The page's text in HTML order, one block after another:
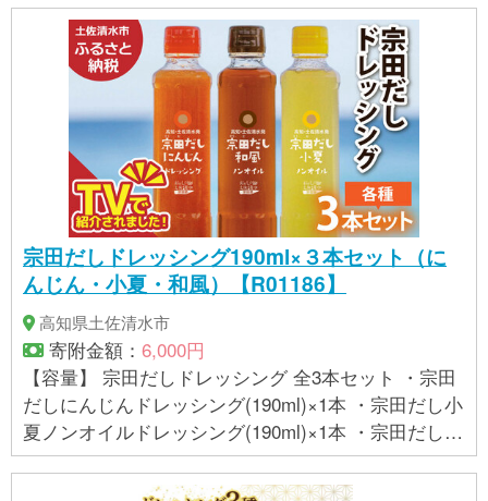
宗田だしドレッシング190ml×３本セット（に
んじん・小夏・和風）【R01186】
高知県土佐清水市
寄附金額： 6,000円
【容量】 宗田だしドレッシング 全3本セット ・宗田
だしにんじんドレッシング(190ml)×1本 ・宗田だし小
夏ノンオイルドレッシング(190ml)×1本 ・宗田だし和
風ノンオイルドレッシング(190ml)×1本 【アレルギ
ー】 小麦、 大豆 【賞味期限】 常温で180日